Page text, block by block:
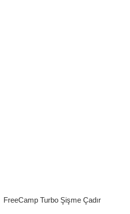
FreeCamp Turbo Şişme Çadır